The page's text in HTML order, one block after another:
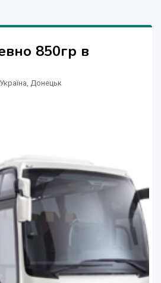
850гр в
Україна Донецьк